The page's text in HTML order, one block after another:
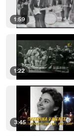
1:59
1:22
3:45